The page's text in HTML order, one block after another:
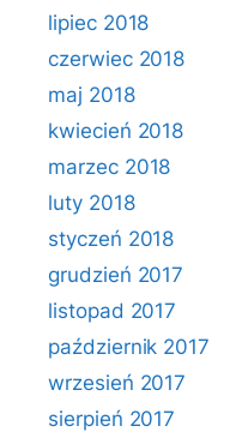
lipiec 2018
czerwiec 2018
maj 2018
kwiecień 2018
marzec 2018
luty 2018
styczeń 2018
grudzień 2017
listopad 2017
październik 2017
wrzesień 2017
sierpień 2017